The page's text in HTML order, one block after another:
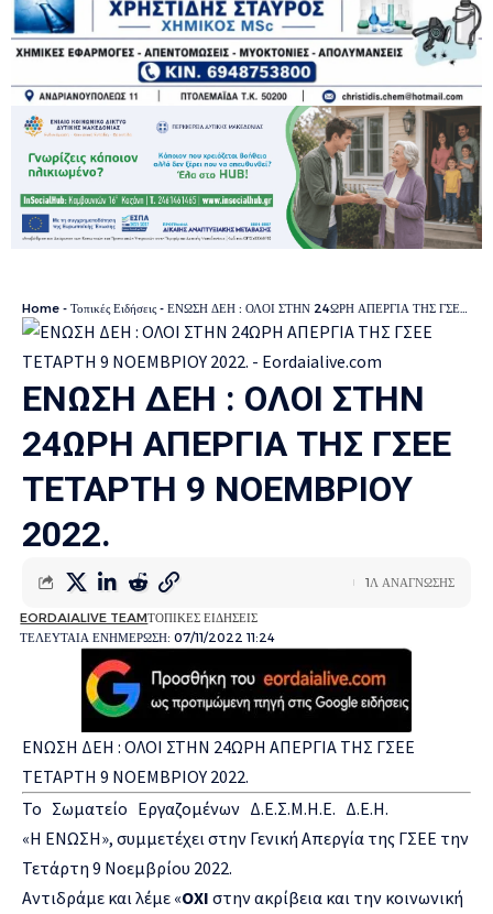
Home - Τοπικές Ειδήσεις - ΕΝΩΣΗ ΔΕΗ : ΟΛΟΙ ΣΤΗΝ 24ΩΡΗ ΑΠΕΡΓΙΑ ΤΗΣ ΓΣΕΕ ΤΕΤΑΡΤΗ 9 ΝΟΕΜΒΡΙΟΥ 2022.
ΕΝΩΣΗ ΔΕΗ : ΟΛΟΙ ΣΤΗΝ
24ΩΡΗ ΑΠΕΡΓΙΑ ΤΗΣ ΓΣΕΕ
ΤΕΤΑΡΤΗ 9 ΝΟΕΜΒΡΙΟΥ
2022.
ΤΕΛΕΥΤΑΙΑ ΕΝΗΜΕΡΩΣΗ: 07/11/2022 11:24
EORDAIALIVE TEAMΤΟΠΙΚΕΣ ΕΙΔΗΣΕΙΣ
1Λ ΑΝΑΓΝΩΣΗΣ
ΕΝΩΣΗ ΔΕΗ : ΟΛΟΙ ΣΤΗΝ 24ΩΡΗ ΑΠΕΡΓΙΑ ΤΗΣ ΓΣΕΕ
ΤΕΤΑΡΤΗ 9 ΝΟΕΜΒΡΙΟΥ 2022.
Το Σωματείο Εργαζομένων Δ.Ε.Σ.Μ.Η.Ε. Δ.Ε.Η.
«Η ΕΝΩΣΗ», συμμετέχει στην Γενική Απεργία της ΓΣΕΕ την
Τετάρτη 9 Νοεμβρίου 2022.
Αντιδράμε και λέμε «ΟΧΙ στην ακρίβεια και την κοινωνική